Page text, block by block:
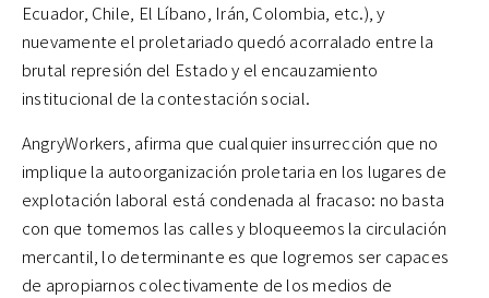
Ecuador, Chile, El Líbano, Irán, Colombia, etc.), y
nuevamente el proletariado quedó acorralado entre la
brutal represión del Estado y el encauzamiento
institucional de la contestación social.
AngryWorkers, afirma que cualquier insurrección que no
implique la autoorganización proletaria en los lugares de
explotación laboral está condenada al fracaso: no basta
con que tomemos las calles y bloqueemos la circulación
mercantil, lo determinante es que logremos ser capaces
de apropiarnos colectivamente de los medios de